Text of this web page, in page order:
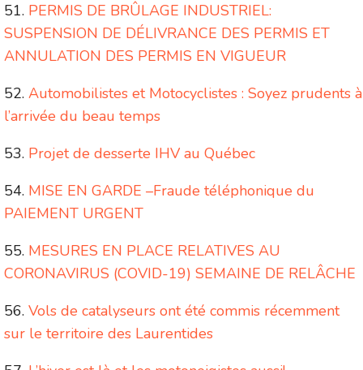
PERMIS DE BRÛLAGE INDUSTRIEL:
SUSPENSION DE DÉLIVRANCE DES PERMIS ET
ANNULATION DES PERMIS EN VIGUEUR
Automobilistes et Motocyclistes : Soyez prudents à
l’arrivée du beau temps
Projet de desserte IHV au Québec
MISE EN GARDE –Fraude téléphonique du
PAIEMENT URGENT
MESURES EN PLACE RELATIVES AU
CORONAVIRUS (COVID-19) SEMAINE DE RELÂCHE
Vols de catalyseurs ont été commis récemment
sur le territoire des Laurentides